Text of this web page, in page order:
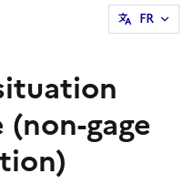
FR
gage